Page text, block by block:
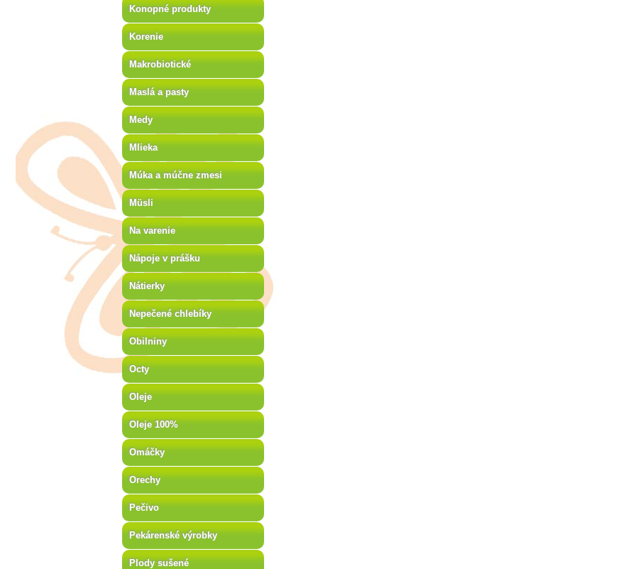
Konopné produkty
Korenie
Makrobiotické
Maslá a pasty
Medy
Mlieka
Múka a múčne zmesi
Müsli
Na varenie
Nápoje v prášku
Nátierky
Nepečené chlebíky
Obilniny
Octy
Oleje
Oleje 100%
Omáčky
Orechy
Pečivo
Pekárenské výrobky
Plody sušené